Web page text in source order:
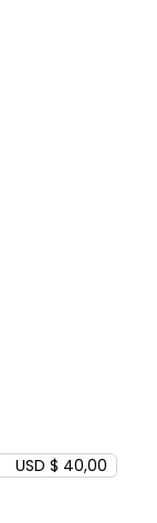
USD $ 40,00